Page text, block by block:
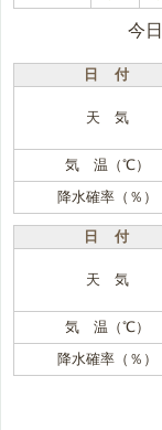
今
日 付
天 気
気 温（℃）
降水確率（％）
日 付
天 気
気 温（℃）
降水確率（％）